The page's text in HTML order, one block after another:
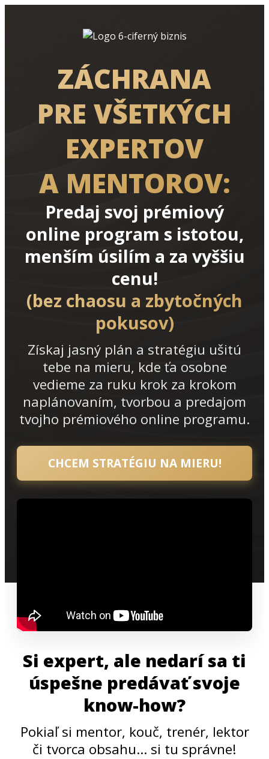
ZÁCHRANA
PRE VŠETKÝCH
EXPERTOV
A MENTOROV:
Predaj svoj prémiový
online program s istotou,
menším úsilím a za vyššiu
cenu!
(bez chaosu a zbytočných
pokusov)
Získaj jasný plán a stratégiu ušitú
tebe na mieru, kde ťa osobne
vedieme za ruku krok za krokom
naplánovaním, tvorbou a predajom
tvojho prémiového online programu.
CHCEM STRATÉGIU NA MIERU!
Si expert, ale nedarí sa ti
úspešne predávať svoje
know-how?
Pokiaľ si mentor, kouč, trenér, lektor
či tvorca obsahu… si tu správne!